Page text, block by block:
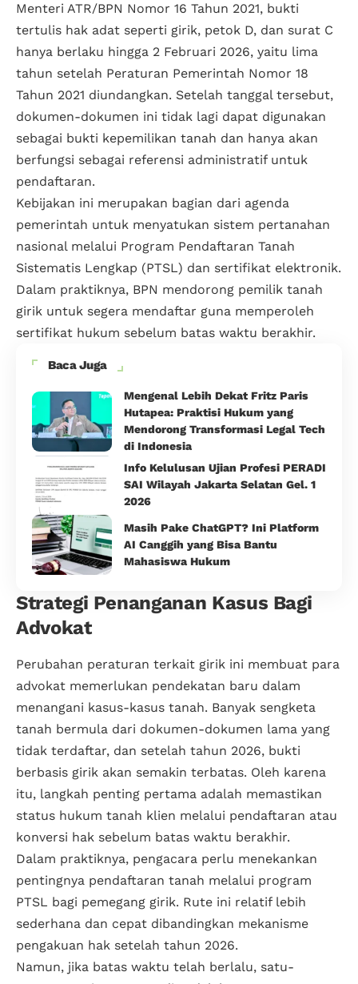
Menteri ATR/BPN Nomor 16 Tahun 2021, bukti
tertulis hak adat seperti girik, petok D, dan surat C
hanya berlaku hingga 2 Februari 2026, yaitu lima
tahun setelah Peraturan Pemerintah Nomor 18
Tahun 2021 diundangkan. Setelah tanggal tersebut,
dokumen-dokumen ini tidak lagi dapat digunakan
sebagai bukti kepemilikan tanah dan hanya akan
berfungsi sebagai referensi administratif untuk
pendaftaran.
Kebijakan ini merupakan bagian dari agenda
pemerintah untuk menyatukan sistem pertanahan
nasional melalui Program Pendaftaran Tanah
Sistematis Lengkap (PTSL) dan sertifikat elektronik.
Dalam praktiknya, BPN mendorong pemilik tanah
girik untuk segera mendaftar guna memperoleh
sertifikat hukum sebelum batas waktu berakhir.
Baca Juga
Mengenal Lebih Dekat Fritz Paris
Hutapea: Praktisi Hukum yang
Mendorong Transformasi Legal Tech
di Indonesia
Info Kelulusan Ujian Profesi PERADI
SAI Wilayah Jakarta Selatan Gel. 1
2026
Masih Pake ChatGPT? Ini Platform
AI Canggih yang Bisa Bantu
Mahasiswa Hukum
Strategi Penanganan Kasus Bagi
Advokat
Perubahan peraturan terkait girik ini membuat para
advokat memerlukan pendekatan baru dalam
menangani kasus-kasus tanah. Banyak sengketa
tanah bermula dari dokumen-dokumen lama yang
tidak terdaftar, dan setelah tahun 2026, bukti
berbasis girik akan semakin terbatas. Oleh karena
itu, langkah penting pertama adalah memastikan
status hukum tanah klien melalui pendaftaran atau
konversi hak sebelum batas waktu berakhir.
Dalam praktiknya, pengacara perlu menekankan
pentingnya pendaftaran tanah melalui program
PTSL bagi pemegang girik. Rute ini relatif lebih
sederhana dan cepat dibandingkan mekanisme
pengakuan hak setelah tahun 2026.
Namun, jika batas waktu telah berlalu, satu-